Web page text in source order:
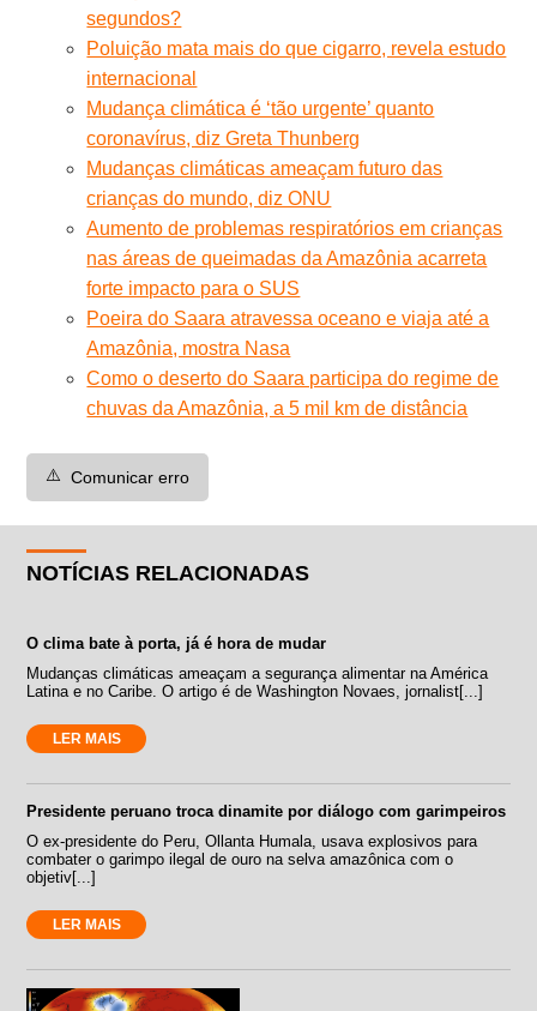
segundos?
Poluição mata mais do que cigarro, revela estudo
internacional
Mudança climática é ‘tão urgente’ quanto
coronavírus, diz Greta Thunberg
Mudanças climáticas ameaçam futuro das
crianças do mundo, diz ONU
Aumento de problemas respiratórios em crianças
nas áreas de queimadas da Amazônia acarreta
forte impacto para o SUS
Poeira do Saara atravessa oceano e viaja até a
Amazônia, mostra Nasa
Como o deserto do Saara participa do regime de
chuvas da Amazônia, a 5 mil km de distância
⚠️ Comunicar erro
NOTÍCIAS RELACIONADAS
O clima bate à porta, já é hora de mudar
Mudanças climáticas ameaçam a segurança alimentar na América
Latina e no Caribe. O artigo é de Washington Novaes, jornalist[...]
LER MAIS
Presidente peruano troca dinamite por diálogo com garimpeiros
O ex-presidente do Peru, Ollanta Humala, usava explosivos para
combater o garimpo ilegal de ouro na selva amazônica com o
objetiv[...]
LER MAIS